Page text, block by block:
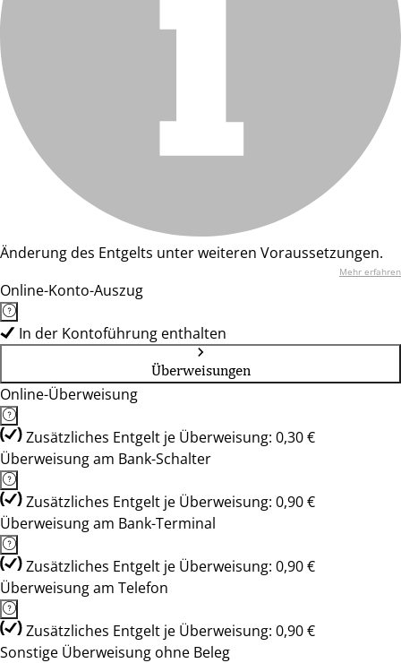
Änderung des Entgelts unter weiteren Voraussetzungen.
Mehr erfahren
Online-Konto-Auszug
In der Kontoführung enthalten
Überweisungen
Online-Überweisung
Zusätzliches Entgelt je Überweisung: 0,30 €
Überweisung am Bank-Schalter
Zusätzliches Entgelt je Überweisung: 0,90 €
Überweisung am Bank-Terminal
Zusätzliches Entgelt je Überweisung: 0,90 €
Überweisung am Telefon
Zusätzliches Entgelt je Überweisung: 0,90 €
Sonstige Überweisung ohne Beleg